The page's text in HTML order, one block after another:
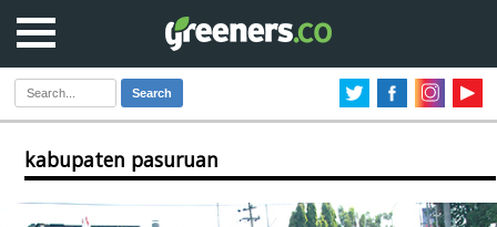
Search
kabupaten pasuruan